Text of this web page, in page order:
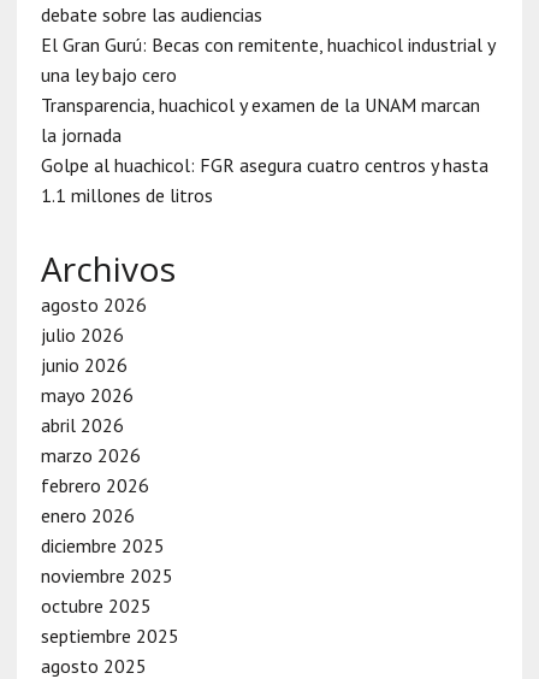
debate sobre las audiencias
El Gran Gurú: Becas con remitente, huachicol industrial y
una ley bajo cero
Transparencia, huachicol y examen de la UNAM marcan
la jornada
Golpe al huachicol: FGR asegura cuatro centros y hasta
1.1 millones de litros
Archivos
agosto 2026
julio 2026
junio 2026
mayo 2026
abril 2026
marzo 2026
febrero 2026
enero 2026
diciembre 2025
noviembre 2025
octubre 2025
septiembre 2025
agosto 2025